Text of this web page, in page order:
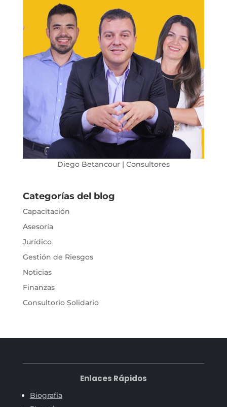
Diego Betancour | Consultores
Categorías del blog
Capacitación
Asesoría
Jurídico
Gestión de Riesgos
Noticias
Finanzas
Consultorio Solidario
Enlaces Rápidos
Biografía